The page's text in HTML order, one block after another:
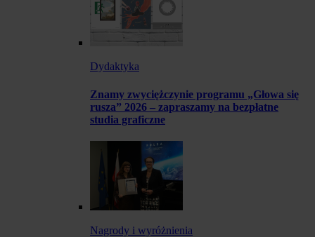
Dydaktyka
Znamy zwyciężczynie programu „Głowa się
rusza” 2026 – zapraszamy na bezpłatne
studia graficzne
Nagrody i wyróżnienia